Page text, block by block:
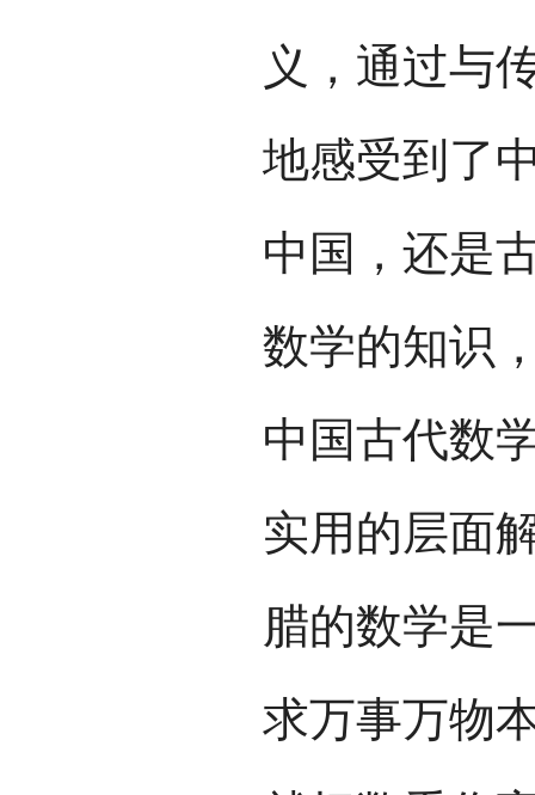
义，通过与
地感受到了
中国，还是
数学的知识
中国古代数
实用的层面
腊的数学是
求万事万物